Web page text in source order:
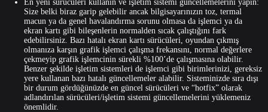
En yeni sürücüleri kullanın ve işletim sistemi güncellemelerini yapın:
Size belki biraz garip gelebilir ancak bilgisayarınızın toz, termal
macun ya da genel havalandırma sorunu olmasa da işlemci ya da
ekran kartı gibi bileşenlerin normalden sıcak çalıştığını fark
edebilirsiniz. Bazı hatalı ekran kartı sürücüleri, oyundan çıkmış
olmanıza karşın grafik işlemci çalışma frekansını, normal değerlere
çekmeyip grafik işlemcinin sürekli %100’de çalışmasına olabilir.
Benzer şekilde işletim sistemleri de işlemci gibi birimlerinizi, gereksiz
yere kullanan bazı hatalı güncellemeler alabilir. Sisteminizde sıra dışı
bir durum gördüğünüzde en güncel sürücüleri ve “hotfix” olarak
adlandırılan sürücüleri/işletim sistemi güncellemelerini yüklemeniz
önemlidir.